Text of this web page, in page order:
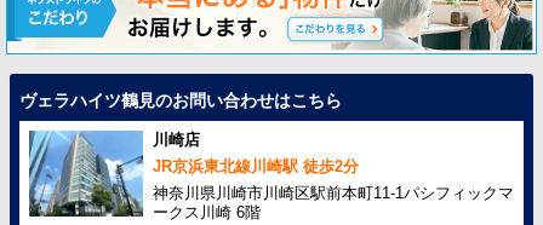
ヴェラハイツ鶴見のお問い合わせはこちら
川崎店
JR京浜東北線川崎駅 徒歩2分
神奈川県川崎市川崎区駅前本町11-1パシフィックマ
ークス川崎 6階